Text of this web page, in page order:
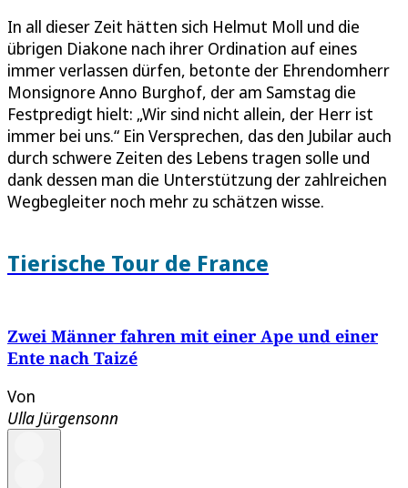
In all dieser Zeit hätten sich Helmut Moll und die
übrigen Diakone nach ihrer Ordination auf eines
immer verlassen dürfen, betonte der Ehrendomherr
Monsignore Anno Burghof, der am Samstag die
Festpredigt hielt: „Wir sind nicht allein, der Herr ist
immer bei uns.“ Ein Versprechen, das den Jubilar auch
durch schwere Zeiten des Lebens tragen solle und
dank dessen man die Unterstützung der zahlreichen
Wegbegleiter noch mehr zu schätzen wisse.
Tierische Tour de France
Zwei Männer fahren mit einer Ape und einer
Ente nach Taizé
Von
Ulla Jürgensonn